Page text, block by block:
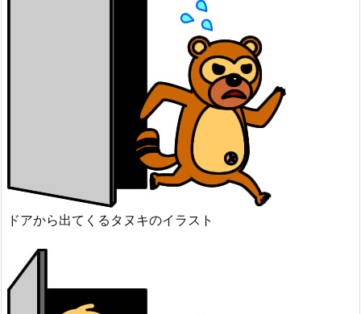
ドアから出てくるタヌキのイラスト